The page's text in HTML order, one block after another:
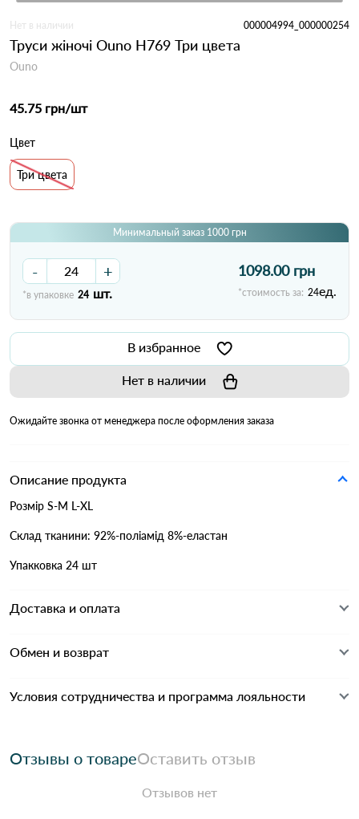
Нет в наличии 000004994_000000254
Труси жіночі Ouno H769 Три цвета
Ouno
45.75 грн/шт
Цвет
Три цвета
Минимальный заказ 1000 грн
- +
*в упаковке 24 шт.
1098.00 грн
*стоимость за: 24ед.
В избранное
Нет в наличии
Ожидайте звонка от менеджера после оформления заказа
Описание продукта
Розмір S-M L-XL
Склад тканини: 92%-поліамід 8%-еластан
Упакковка 24 шт
Доставка и оплата
Обмен и возврат
Условия сотрудничества и программа лояльности
Отзывы о товареОставить отзыв
Отзывов нет